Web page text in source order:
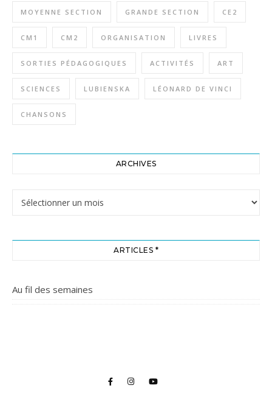
MOYENNE SECTION GRANDE SECTION CE2
CM1 CM2 ORGANISATION LIVRES
SORTIES PÉDAGOGIQUES ACTIVITÉS ART
SCIENCES LUBIENSKA LÉONARD DE VINCI
CHANSONS
ARCHIVES
ARTICLES *
Au fil des semaines